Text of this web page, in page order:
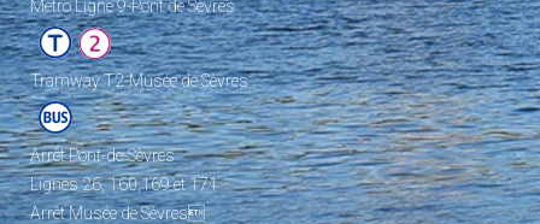
Metro Ligne 9-Pont de Sèvres
Tramway T2-Musée de Sèvres
Arrêt Pont-de-Sèvres
Lignes 26, 160,169 et 171
Arrêt Musée de Sèvres